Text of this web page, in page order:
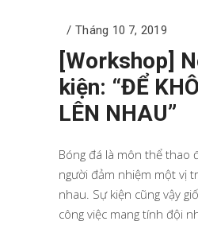
Tháng 10 7, 2019
[Workshop]
kiện: “ĐỂ
LÊN NHAU”
Bóng đá là môn thể thao
người đảm nhiệm một vị
nhau. Sự kiện cũng vậy
công việc mang tính đội